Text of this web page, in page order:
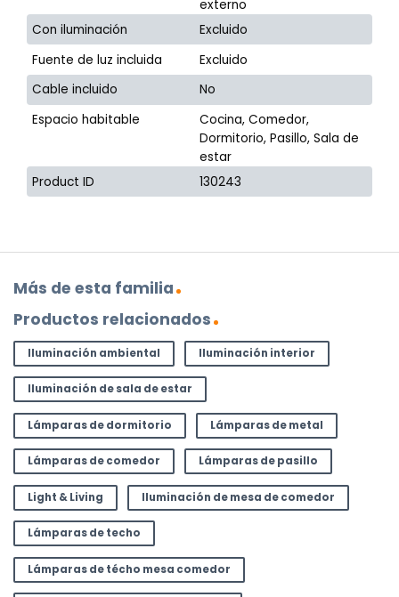
externo
Con iluminación
Excluido
Fuente de luz incluida
Excluido
Cable incluido
No
Espacio habitable
Cocina, Comedor,
Dormitorio, Pasillo, Sala de
estar
Product ID
130243
Más de esta familia
Productos relacionados
Iluminación ambiental Iluminación interior
Iluminación de sala de estar
Lámparas de dormitorio Lámparas de metal
Lámparas de comedor Lámparas de pasillo
Light & Living Iluminación de mesa de comedor
Lámparas de techo
Lámparas de técho mesa comedor